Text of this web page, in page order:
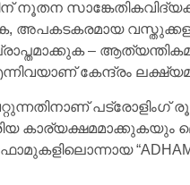
നൂതന
അപകടകരമായ
–
കേന്ദ്രം
പട്രോളിംഗ്
കാര്യക്ഷമമാക്കുകയും